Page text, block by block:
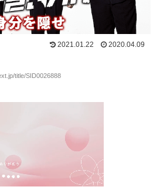
2021.01.22 2020.04.09
title/SID0026888